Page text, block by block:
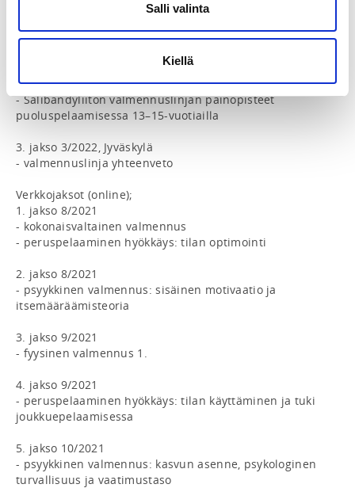
Salli valinta
Kiellä
1. jakso 8.8.2021, Jyväskylä
hyökkäyspelaamisessa 13–15-vuotiailla
2. jakso 11/2021, Jyväskulä
- Salibandyliiton valmennuslinjan painopisteet
puoluspelaamisessa 13–15-vuotiailla
3. jakso 3/2022, Jyväskylä
- valmennuslinja yhteenveto
Verkkojaksot (online);
1. jakso 8/2021
- kokonaisvaltainen valmennus
- peruspelaaminen hyökkäys: tilan optimointi
2. jakso 8/2021
- psyykkinen valmennus: sisäinen motivaatio ja
itsemääräämisteoria
3. jakso 9/2021
- fyysinen valmennus 1.
4. jakso 9/2021
- peruspelaaminen hyökkäys: tilan käyttäminen ja tuki
joukkuepelaamisessa
5. jakso 10/2021
- psyykkinen valmennus: kasvun asenne, psykologinen
turvallisuus ja vaatimustaso